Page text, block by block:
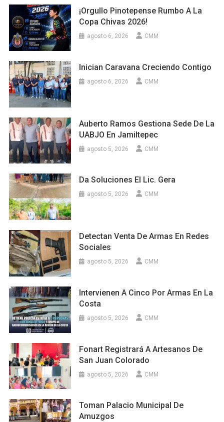
¡Orgullo Pinotepense Rumbo A La
Copa Chivas 2026!
agosto 6, 2026 CMM
Inician Caravana Creciendo Contigo
agosto 6, 2026 CMM
Auberto Ramos Gestiona Sede De La
UABJO En Jamiltepec
agosto 5, 2026 CMM
Da Soluciones El Lic. Gera
agosto 5, 2026 CMM
Detectan Venta De Armas En Redes
Sociales
agosto 5, 2026 CMM
Intervienen A Cinco Por Armas En La
Costa
agosto 5, 2026 CMM
Fonart Registrará A Artesanos De
San Juan Colorado
agosto 5, 2026 CMM
Toman Palacio Municipal De
Amuzgos